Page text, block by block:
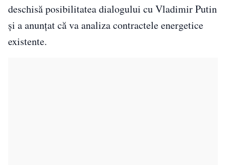
deschisă posibilitatea dialogului cu Vladimir Putin
și a anunțat că va analiza contractele energetice
existente.